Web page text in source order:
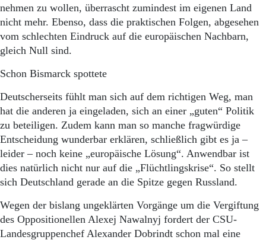
nehmen zu wollen, überrascht zumindest im eigenen Land
nicht mehr. Ebenso, dass die praktischen Folgen, abgesehen
vom schlechten Eindruck auf die europäischen Nachbarn,
gleich Null sind.
Schon Bismarck spottete
Deutscherseits fühlt man sich auf dem richtigen Weg, man
hat die anderen ja eingeladen, sich an einer „guten“ Politik
zu beteiligen. Zudem kann man so manche fragwürdige
Entscheidung wunderbar erklären, schließlich gibt es ja –
leider – noch keine „europäische Lösung“. Anwendbar ist
dies natürlich nicht nur auf die „Flüchtlingskrise“. So stellt
sich Deutschland gerade an die Spitze gegen Russland.
Wegen der bislang ungeklärten Vorgänge um die Vergiftung
des Oppositionellen Alexej Nawalnyj fordert der CSU-
Landesgruppenchef Alexander Dobrindt schon mal eine